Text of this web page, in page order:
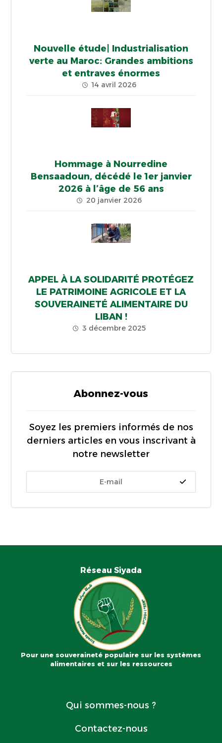
Nouvelle étude| Industrialisation
verte au Maroc: Grandes ambitions
et entraves énormes
14 avril 2026
Hommage à Nourredine
Bensaadoun, décédé le 1er janvier
2026 à l’âge de 56 ans
20 janvier 2026
APPEL À LA SOLIDARITÉ PROTÉGEZ
LE PATRIMOINE AGRICOLE ET LA
SOUVERAINETÉ ALIMENTAIRE DU
LIBAN !
3 décembre 2025
Abonnez-vous
Soyez les premiers informés de nos
derniers articles en vous inscrivant à
notre newsletter
Réseau Siyada
Pour une souveraineté populaire sur les systèmes
alimentaires et sur les ressources
Qui sommes-nous ?
Contactez-nous